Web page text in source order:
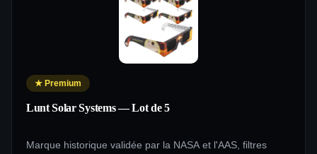
★ Premium
Lunt Solar Systems — Lot de 5
Marque historique validée par la NASA et l'AAS, filtres